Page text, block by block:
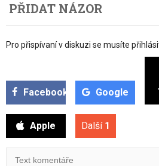
PŘIDAT NÁZOR
Pro přispívaní v diskuzi se musíte
Facebook Google
Apple Další 1